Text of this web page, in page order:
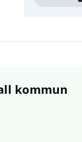
kommun